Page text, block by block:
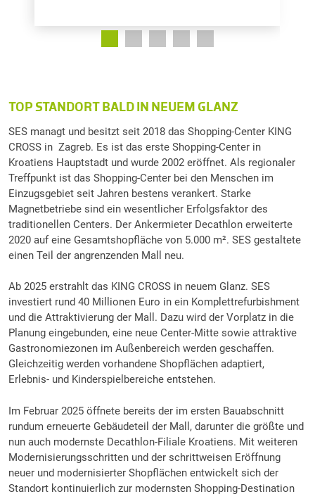
TOP STANDORT BALD IN NEUEM GLANZ
SES managt und besitzt seit 2018 das Shopping-Center KING
CROSS in Zagreb. Es ist das erste Shopping-Center in
Kroatiens Hauptstadt und wurde 2002 eröffnet. Als regionaler
Treffpunkt ist das Shopping-Center bei den Menschen im
Einzugsgebiet seit Jahren bestens verankert. Starke
Magnetbetriebe sind ein wesentlicher Erfolgsfaktor des
traditionellen Centers. Der Ankermieter Decathlon erweiterte
2020 auf eine Gesamtshopfläche von 5.000 m². SES gestaltete
einen Teil der angrenzenden Mall neu.
Ab 2025 erstrahlt das KING CROSS in neuem Glanz. SES
investiert rund 40 Millionen Euro in ein Komplettrefurbishment
und die Attraktivierung der Mall. Dazu wird der Vorplatz in die
Planung eingebunden, eine neue Center-Mitte sowie attraktive
Gastronomiezonen im Außenbereich werden geschaffen.
Gleichzeitig werden vorhandene Shopflächen adaptiert,
Erlebnis- und Kinderspielbereiche entstehen.
Im Februar 2025 öffnete bereits der im ersten Bauabschnitt
rundum erneuerte Gebäudeteil der Mall, darunter die größte und
nun auch modernste Decathlon-Filiale Kroatiens. Mit weiteren
Modernisierungsschritten und der schrittweisen Eröffnung
neuer und modernisierter Shopflächen entwickelt sich der
Standort kontinuierlich zur modernsten Shopping-Destination